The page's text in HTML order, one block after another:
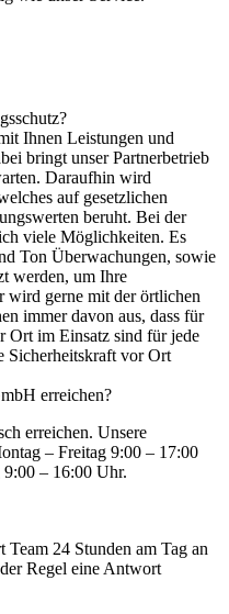
Ihnen Leistungen und
bringt unser Partnerbetrieb
Daraufhin wird
auf gesetzlichen
beruht. Bei der
viele Möglichkeiten. Es
Ton Überwachungen, sowie
werden, um Ihre
wird gerne mit der örtlichen
immer davon aus, dass für
Ort im Einsatz sind für jede
Sicherheitskraft vor Ort
erreichen?
erreichen. Unsere
– Freitag 9:00 – 17:00
– 16:00 Uhr.
24 Stunden am Tag an
Regel eine Antwort